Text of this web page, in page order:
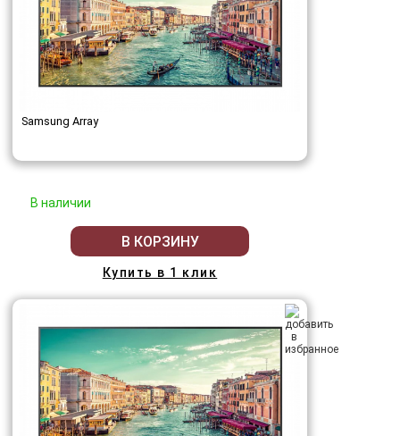
Samsung Array
В наличии
В КОРЗИНУ
Купить в 1 клик